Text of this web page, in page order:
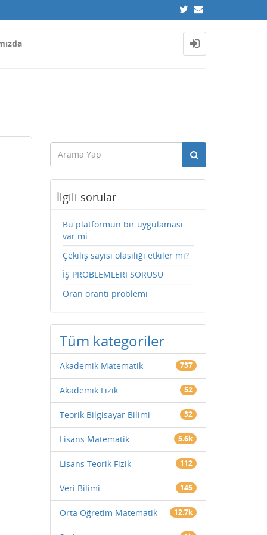
İlgili sorular
Bu platformun bir uygulamasi
var mi
Çekiliş sayısı olasılığı etkiler mi?
İŞ PROBLEMLERI SORUSU
Oran orantı problemi
Tüm kategoriler
Akademik Matematik 737
Akademik Fizik 52
Teorik Bilgisayar Bilimi 32
Lisans Matematik 5.6k
Lisans Teorik Fizik 112
Veri Bilimi 145
Orta Öğretim Matematik 12.7k